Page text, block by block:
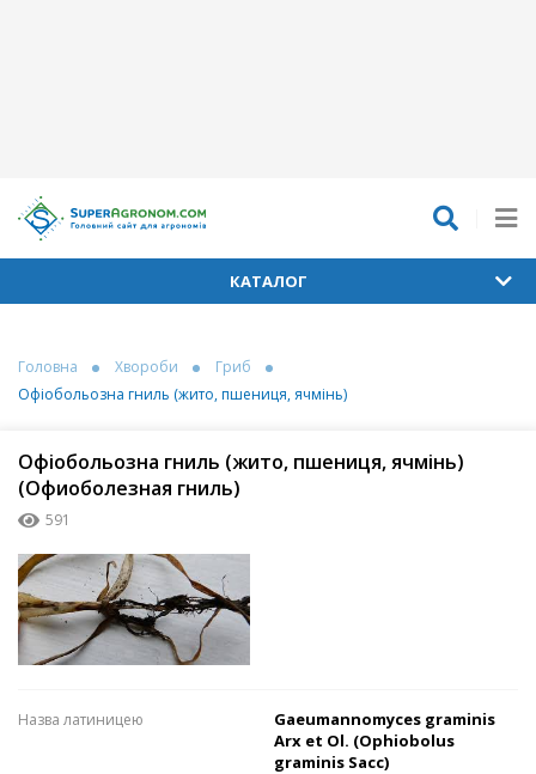
КАТАЛОГ
Головна Хвороби
Гриб
Офіобольозна гниль (жито, пшениця, ячмінь)
Офіобольозна гниль (жито, пшениця, ячмінь)
(Офиоболезная гниль)
591
Назва латиницею
Gaeumannomyces graminis
Arx et Ol. (Ophiobolus
graminis Sacc)